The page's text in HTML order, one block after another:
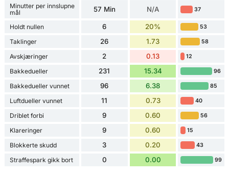
Minutter per innslupne
mål
57 Min N/A 37
Holdt nullen 6 20% 53
Taklinger 26 1.73 58
Avskjæringer 2 0.13 12
Bakkedueller 231 15.34 96
Bakkedueller vunnet 96 6.38 85
Luftdueller vunnet 11 0.73 40
Driblet forbi 9 0.60 56
Klareringer 9 0.60 15
Blokkerte skudd 3 0.20 43
Straffespark gikk bort 0 0.00 99